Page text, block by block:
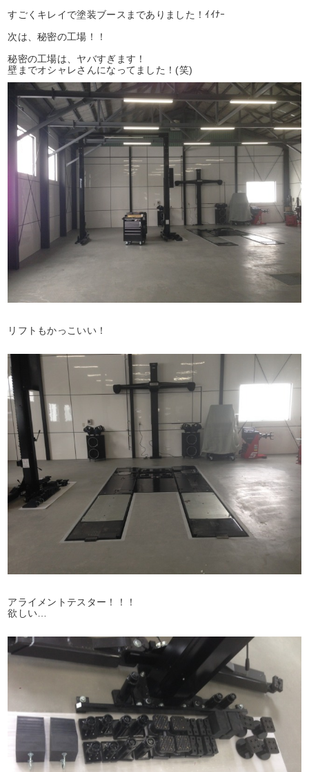
すごくキレイで塗装ブースまでありました！ｲｲﾅｰ
次は、秘密の工場！！
秘密の工場は、ヤバすぎます！
壁までオシャレさんになってました！(笑)
リフトもかっこいい！
アライメントテスター！！！
欲しい…